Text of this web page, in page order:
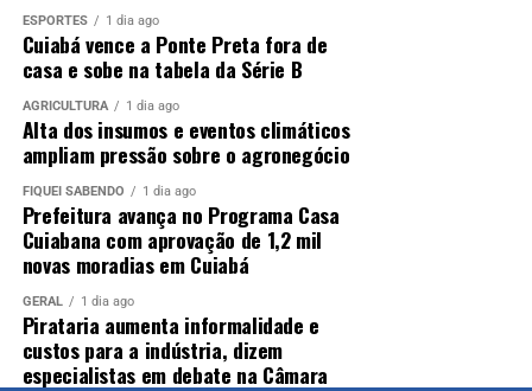
ESPORTES 1 dia ago
Cuiabá vence a Ponte Preta fora de
casa e sobe na tabela da Série B
AGRICULTURA 1 dia ago
Alta dos insumos e eventos climáticos
ampliam pressão sobre o agronegócio
FIQUEI SABENDO 1 dia ago
Prefeitura avança no Programa Casa
Cuiabana com aprovação de 1,2 mil
novas moradias em Cuiabá
GERAL 1 dia ago
Pirataria aumenta informalidade e
custos para a indústria, dizem
especialistas em debate na Câmara